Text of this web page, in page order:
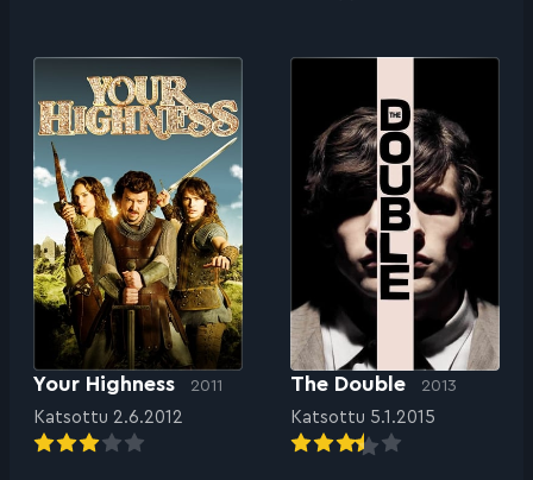
Your Highness 2011
Katsottu 2.6.2012
The Double 2013
Katsottu 5.1.2015